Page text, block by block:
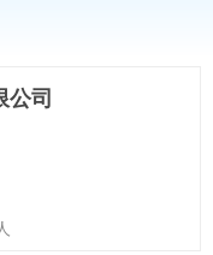
公司